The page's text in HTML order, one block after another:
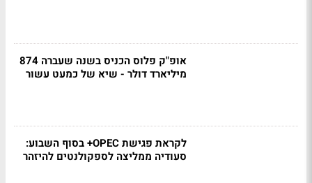
אופ"ק פלוס הכניס בשנה שעברה 874
מיליארד דולר - שיא של כמעט עשור
לקראת פגישת OPEC+ בסוף השבוע:
סעודיה ממליצה לספקולנטים להיזהר